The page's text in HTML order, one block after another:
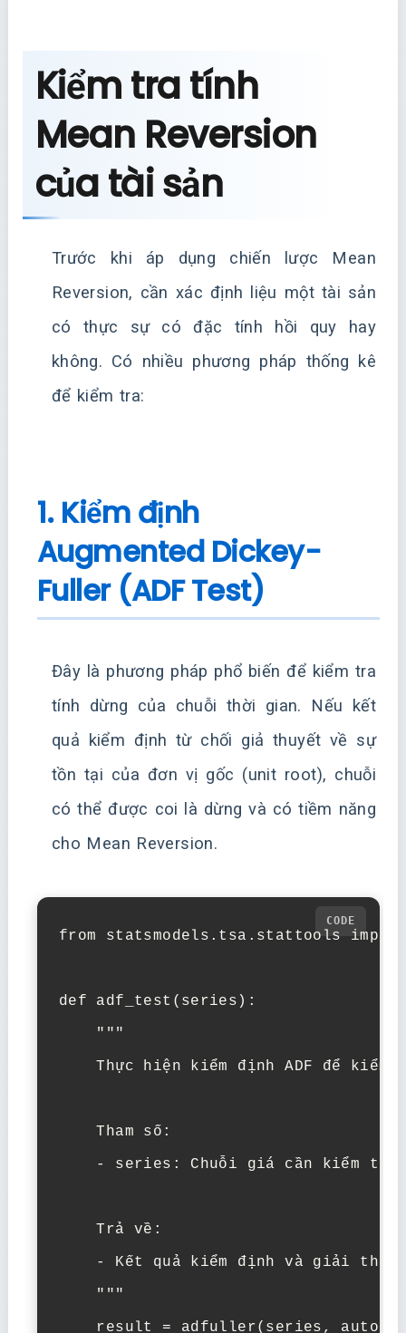
Kiểm tra tính
Mean Reversion
của tài sản
Trước khi áp dụng chiến lược Mean
Reversion, cần xác định liệu một tài sản
có thực sự có đặc tính hồi quy hay
không. Có nhiều phương pháp thống kê
để kiểm tra:
1. Kiểm định
Augmented Dickey-
Fuller (ADF Test)
Đây là phương pháp phổ biến để kiểm tra
tính dừng của chuỗi thời gian. Nếu kết
quả kiểm định từ chối giả thuyết về sự
tồn tại của đơn vị gốc (unit root), chuỗi
có thể được coi là dừng và có tiềm năng
cho Mean Reversion.
from statsmodels.tsa.stattools
def adf_test(series):
    """
Thực hiện kiểm định ADF để kiểm
    Tham số:
    - series: Chuỗi giá cần kiểm tra
    Trả về:
- Kết quả kiểm định và giải
    """
result = adfuller(series,